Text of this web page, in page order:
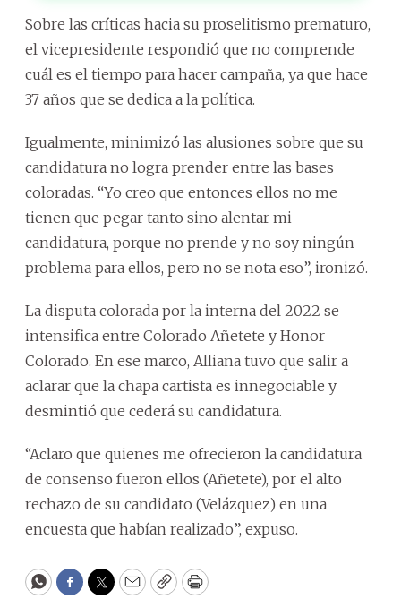
Sobre las críticas hacia su proselitismo prematuro,
el vicepresidente respondió que no comprende
cuál es el tiempo para hacer campaña, ya que hace
37 años que se dedica a la política.
Igualmente, minimizó las alusiones sobre que su
candidatura no logra prender entre las bases
coloradas. “Yo creo que entonces ellos no me
tienen que pegar tanto sino alentar mi
candidatura, porque no prende y no soy ningún
problema para ellos, pero no se nota eso”, ironizó.
La disputa colorada por la interna del 2022 se
intensifica entre Colorado Añetete y Honor
Colorado. En ese marco, Alliana tuvo que salir a
aclarar que la chapa cartista es innegociable y
desmintió que cederá su candidatura.
“Aclaro que quienes me ofrecieron la candidatura
de consenso fueron ellos (Añetete), por el alto
rechazo de su candidato (Velázquez) en una
encuesta que habían realizado”, expuso.
WhatsApp
Facebook
Twitter
EmailCopyPrint